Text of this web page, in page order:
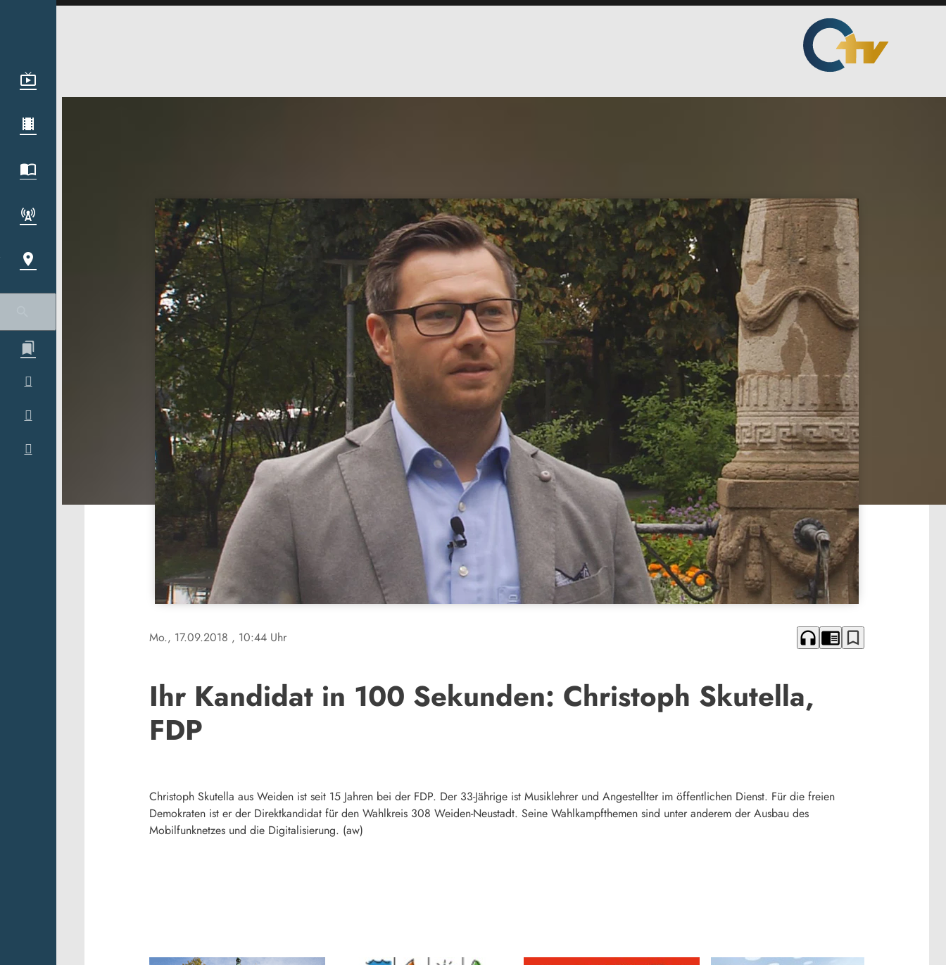
Mo., 17.09.2018 , 10:44 Uhr headphones chrome_reader_mode bookmark_border
Ihr Kandidat in 100 Sekunden: Christoph Skutella,
FDP
Christoph Skutella aus Weiden ist seit 15 Jahren bei der FDP. Der 33-Jährige ist Musiklehrer und Angestellter im öffentlichen Dienst. Für die freien
Demokraten ist er der Direktkandidat für den Wahlkreis 308 Weiden-Neustadt. Seine Wahlkampfthemen sind unter anderem der Ausbau des
Mobilfunknetzes und die Digitalisierung. (aw)